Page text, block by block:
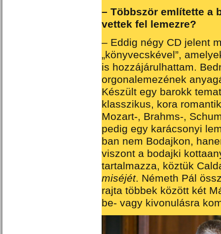
– Többször említette a
vettek fel lemezre?
– Eddig négy CD jelent
„könyvecskével”,
is hozzájárulhattam.
orgonalemezének
Készült egy barokk
klasszikus, kora
Mozart-, Brahms-,
pedig egy karácsonyi
ban nem Bodajkon,
viszont a bodajki
tartalmazza, köztük
miséjét. Németh Pál
rajta többek között két
be- vagy kivonulásra